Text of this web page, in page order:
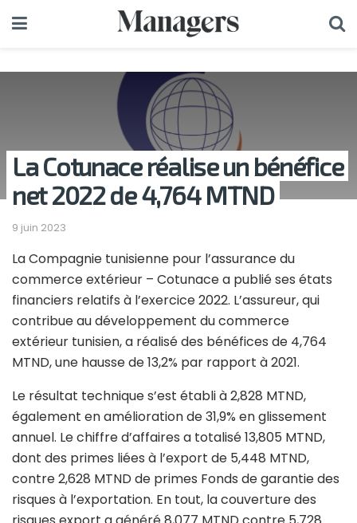
La Cotunace réalise un bénéfice
net 2022 de 4,764 MTND
9 juin 2023
La Compagnie tunisienne pour l’assurance du
commerce extérieur – Cotunace a publié ses états
financiers relatifs à l’exercice 2022. L’assureur, qui
contribue au développement du commerce
extérieur tunisien, a réalisé des bénéfices de 4,764
MTND, une hausse de 13,2% par rapport à 2021.
Le résultat technique s’est établi à 2,828 MTND,
également en amélioration de 31,9% en glissement
annuel. Le chiffre d’affaires a totalisé 13,805 MTND,
dont des primes liées à l’export de 5,448 MTND,
contre 2,628 MTND de primes Fonds de garantie des
risques à l’exportation. En tout, la couverture des